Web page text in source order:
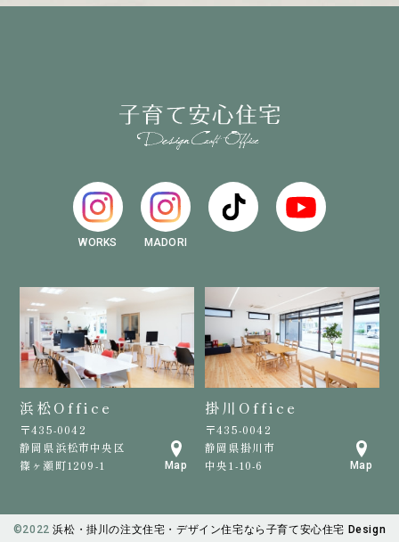
WORKS MADORI
浜松Office
〒435-0042
静岡県浜松市中央区
篠ヶ瀬町1209-1
Map
掛川Office
〒435-0042
静岡県掛川市
中央1-10-6
Map
©️2022 浜松・掛川の注文住宅・デザイン住宅なら子育て安心住宅 Design